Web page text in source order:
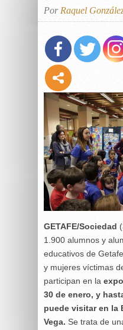
Por Raquel
GETAFE/Sociedad
1.900 alumnos y
educativos de
y mujeres víctimas
participan en la
30 de enero, y
puede visitar en la
Vega. Se trata de